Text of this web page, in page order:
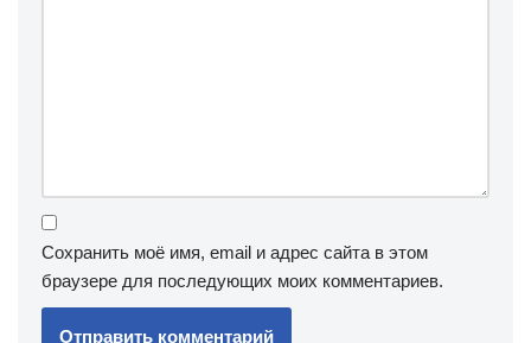
Сохранить моё имя, email и адрес сайта в этом
браузере для последующих моих комментариев.